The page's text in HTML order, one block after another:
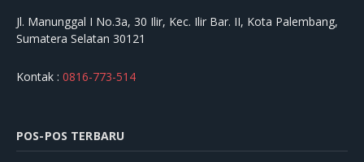
Jl. Manunggal I No.3a, 30 Ilir, Kec. Ilir Bar. II, Kota Palembang,
Sumatera Selatan 30121
Kontak : 0816-773-514
POS-POS TERBARU